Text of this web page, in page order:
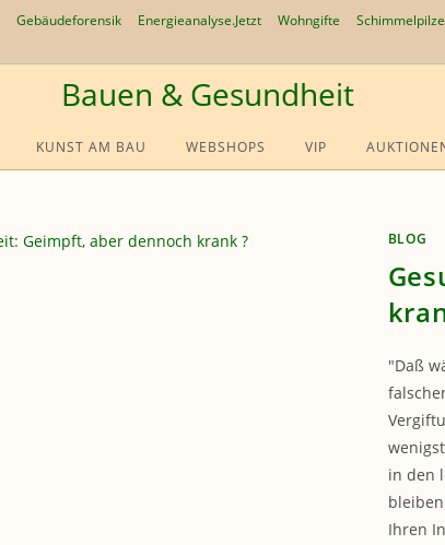
Gebäudeforensik Energieanalyse.Jetzt Wohngifte Schimmelpilze
Bauen & Gesundheit
KUNST AM BAU WEBSHOPS VIP
BLOG
"Daß
in den
Ihren